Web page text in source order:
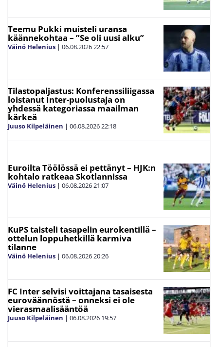
Teemu Pukki muisteli uransa
käännekohtaa – ”Se oli uusi alku”
Väinö Helenius | 06.08.202622:57
Tilastopaljastus: Konferenssiliigassa
loistanut Inter-puolustaja on
yhdessä kategoriassa maailman
kärkeä
Juuso Kilpeläinen | 06.08.202622:18
Euroilta Töölössä ei pettänyt – HJK:n
kohtalo ratkeaa Skotlannissa
Väinö Helenius | 06.08.202621:07
KuPS taisteli tasapelin eurokentillä –
ottelun loppuhetkillä karmiva
tilanne
Väinö Helenius | 06.08.202620:26
FC Inter selvisi voittajana tasaisesta
euroväännöstä – onneksi ei ole
vierasmaalisääntöä
Juuso Kilpeläinen | 06.08.2026 19:57